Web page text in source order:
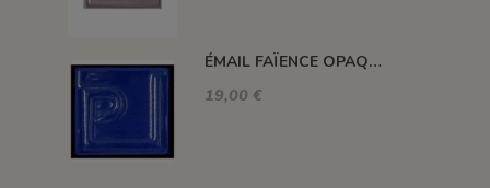
ÉMAIL FAÏENCE OPAQUE CRAQUELÉ BRILLANT BLEU ROI 5934 ancien E31018/4
19,00 €